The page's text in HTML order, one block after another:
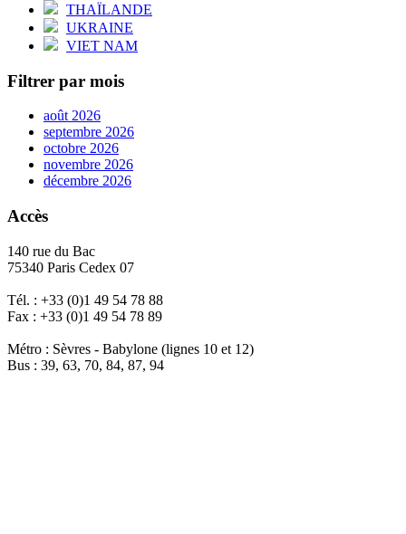
THAÏLANDE
UKRAINE
VIET NAM
Filtrer par mois
août 2026
septembre 2026
octobre 2026
novembre 2026
décembre 2026
Accès
140 rue du Bac
75340 Paris Cedex 07
Tél. : +33 (0)1 49 54 78 88
Fax : +33 (0)1 49 54 78 89
Métro : Sèvres - Babylone (lignes 10 et 12)
Bus : 39, 63, 70, 84, 87, 94